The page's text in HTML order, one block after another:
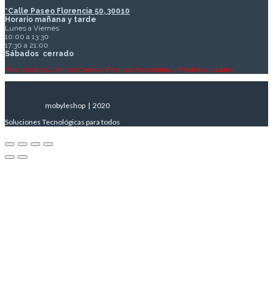
*Calle Paseo Florencia 50, 30010
Horario mañana y tarde
Lunes a Viernes
10:00 a 13:30
17:30 a 21:00
Sábados cerrado
Para todos los Centros Cerrado Festivos Nacionales y Festivos Locales
mobyleshop | 2020
Soluciones Tecnológicas para todos